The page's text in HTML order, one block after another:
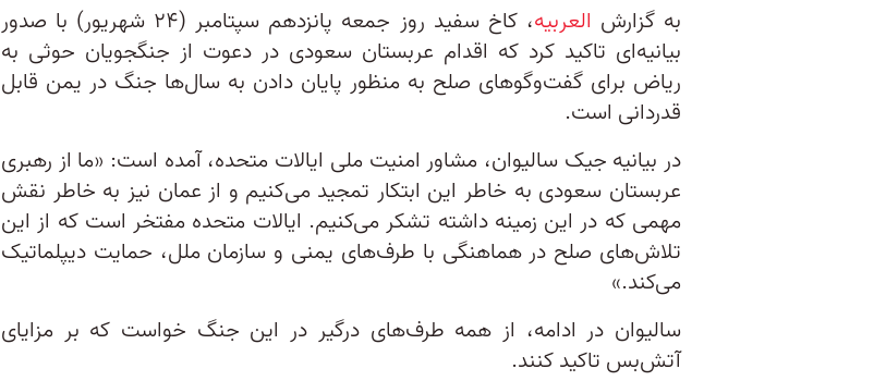
به گزارش العربیه
، کاخ سفید روز جمعه پانزدهم سپتامبر (۲۴ شهریور) با صدور
بیانیه‌ای تاکید کرد که اقدام عربستان سعودی در دعوت از جنگجویان حوثی به
ریاض برای گفت‌وگوهای صلح به منظور پایان دادن به سال‌ها جنگ در یمن قابل
قدردانی است.
در بیانیه جیک سالیوان، مشاور امنیت ملی ایالات متحده، آمده است: «ما از رهبری
عربستان سعودی به خاطر این ابتکار تمجید می‌کنیم و از عمان نیز به خاطر نقش
مهمی که در این زمینه داشته تشکر می‌کنیم. ایالات متحده مفتخر است که از این
تلاش‌های صلح در هماهنگی با طرف‌های یمنی و سازمان ملل، حمایت دیپلماتیک
می‌کند.»
سالیوان در ادامه، از همه طرف‌های درگیر در این جنگ خواست که بر مزایای
آتش‌بس تاکید کنند.